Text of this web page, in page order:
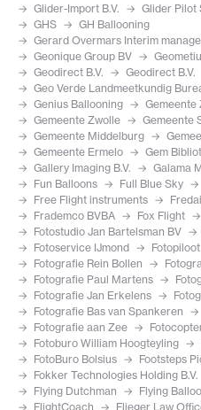
Glider-Import B.V.
Glider Pilot
GHS
GH Ballooning
Gerard Overmars Interim
Geonique Group BV
Geodirect B.V.
Geodirect B.V.
Geo Verde Landmeetkundig
Genius Ballooning
Gemeente
Gemeente Zwolle
Gemeente
Gemeente Middelburg
Gemeente Ermelo
Gem
Gallery Imaging B.V.
Galama
Fun Balloons
Full Blue Sky
Free Flight instruments
Frademco BVBA
Fox Flight
Fotostudio Jan Bartelsman BV
Fotoservice IJmond
Fotopiloot
Fotografie Rein Bollen
Fotografie Paul Martens
Fotografie Jan Erkelens
Fotografie Bas van Spankeren
Fotografie aan Zee
Fotoburo William Hoogteyling
FotoBuro Bolsius
Footsteps
Fokker Technologies Holding B.V.
Flying Dutchman
Flying
FlightCoach
Flieger Law